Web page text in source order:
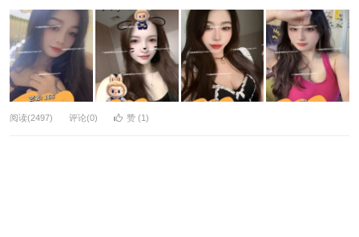
阅读(2497) 评论(0) 赞 (1)